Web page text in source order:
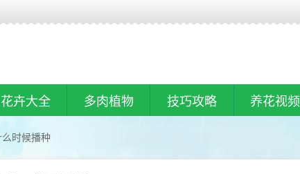
花卉大全 多肉植物 技巧攻略 养花视频
时候播种